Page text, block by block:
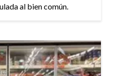
al bien común.